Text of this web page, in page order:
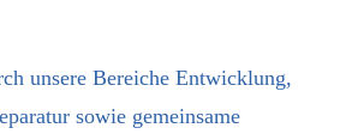
unsere Bereiche Entwicklung,
sowie gemeinsame